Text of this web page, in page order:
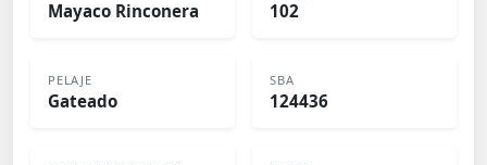
Mayaco Rinconera 102
PELAJE
Gateado
SBA
124436